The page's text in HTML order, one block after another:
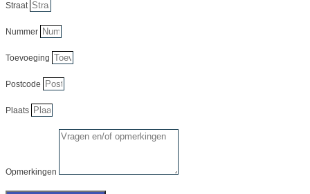
Straat
Nummer
Toevoeging
Postcode
Plaats
Opmerkingen